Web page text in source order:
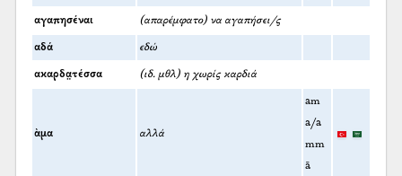
αγαπησέναι (απαρέμφατο) να αγαπήσει/ς
αδά εδώ
ακαρδα̤τέσσα (ιδ. μθλ) η χωρίς καρδιά
ὰμα αλλά
am
a/a
mm
ā